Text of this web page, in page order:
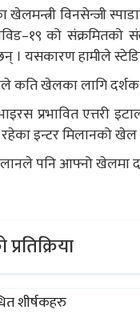
खेलमन्त्री विनसेन्जी
को संक्रमितको
। यसकारण हामीले
कति खेलका लागि
प्रभावित
रहेका इन्टर मिलानको
पनि आफ्नो खेलमा
शीर्षकहरु